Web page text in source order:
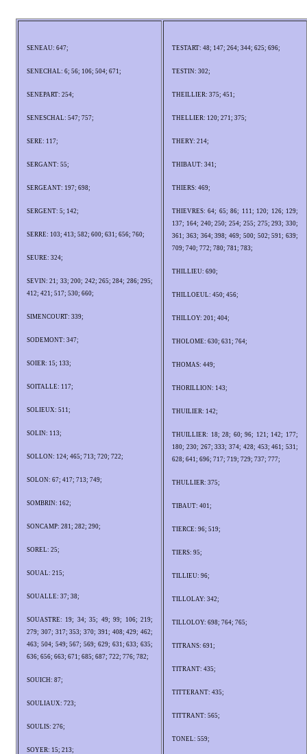
SENEAU: 647;
SENECHAL: 6; 56; 106; 504; 671;
SENEPART: 254;
SENESCHAL: 547; 757;
SERE: 117;
SERGANT: 55;
SERGEANT: 197; 698;
SERGENT: 5; 142;
SERRE: 103; 413; 582; 600; 631; 656; 760;
SEURE: 324;
SEVIN: 21; 33; 200; 242; 265; 284; 286; 295;
412; 421; 517; 530; 660;
SIMENCOURT: 339;
SODEMONT: 347;
SOIER: 15; 133;
SOITALLE: 117;
SOLIEUX: 511;
SOLIN: 113;
SOLLON: 124; 465; 713; 720; 722;
SOLON: 67; 417; 713; 749;
SOMBRIN: 162;
SONCAMP: 281; 282; 290;
SOREL: 25;
SOUAL: 215;
SOUALLE: 37; 38;
SOUASTRE: 19; 34; 35; 49; 99; 106; 219;
279; 307; 317; 353; 370; 391; 408; 429; 462;
463; 504; 549; 567; 569; 629; 631; 633; 635;
636; 656; 663; 671; 685; 687; 722; 776; 782;
SOUICH: 87;
SOULIAUX: 723;
SOULIS: 276;
SOYER: 15; 213;
TESTART: 48; 147; 264; 344; 625; 696;
TESTIN: 302;
THEILLIER: 375; 451;
THELLIER: 120; 271; 375;
THERY: 214;
THIBAUT: 341;
THIERS: 469;
THIEVRES: 64; 65; 86; 111; 120; 126; 129;
137; 164; 240; 250; 254; 255; 275; 293; 330;
361; 363; 364; 398; 469; 500; 502; 591; 639;
709; 740; 772; 780; 781; 783;
THILLIEU: 690;
THILLOEUL: 450; 456;
THILLOY: 201; 404;
THOLOME: 630; 631; 764;
THOMAS: 449;
THORILLION: 143;
THUILIER: 142;
THUILLIER: 18; 28; 60; 96; 121; 142; 177;
180; 230; 267; 333; 374; 428; 453; 461; 531;
628; 641; 696; 717; 719; 729; 737; 777;
THULLIER: 375;
TIBAUT: 401;
TIERCE: 96; 519;
TIERS: 95;
TILLIEU: 96;
TILLOLAY: 342;
TILLOLOY: 698; 764; 765;
TITRANS: 691;
TITRANT: 435;
TITTERANT: 435;
TITTRANT: 565;
TONEL: 559;